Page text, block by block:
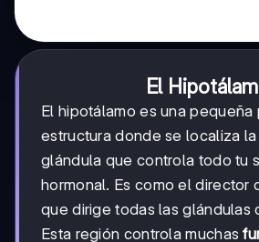
El
El hipotálamo es una
estructura donde se localiza la
glándula que controla todo tu
hormonal. Es como el director
que dirige todas las glándulas
Esta región controla muchas